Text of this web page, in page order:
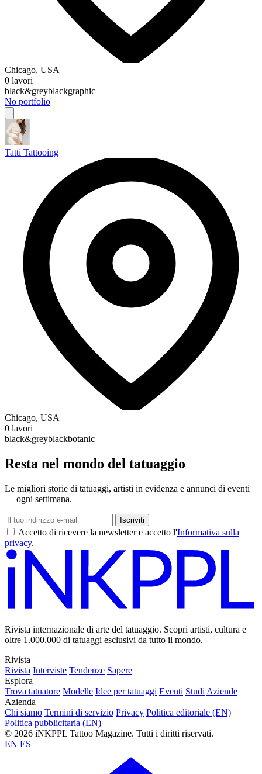
Chicago, USA
0 lavori
black&greyblackgraphic
No portfolio
Tatti Tattooing
Chicago, USA
0 lavori
black&greyblackbotanic
Resta nel mondo del tatuaggio
Le migliori storie di tatuaggi, artisti in evidenza e annunci di eventi
— ogni settimana.
Iscriviti
Accetto di ricevere la newsletter e accetto l'Informativa sulla
privacy.
Rivista internazionale di arte del tatuaggio. Scopri artisti, cultura e
oltre 1.000.000 di tatuaggi esclusivi da tutto il mondo.
Rivista
Rivista Interviste Tendenze Sapere
Esplora
Trova tatuatore Modelle Idee per tatuaggi Eventi StudiAziende
Azienda
Chi siamo Termini di servizio Privacy Politica editoriale (EN)
Politica pubblicitaria (EN)
© 2026 iNKPPL Tattoo Magazine. Tutti i diritti riservati.
EN ES